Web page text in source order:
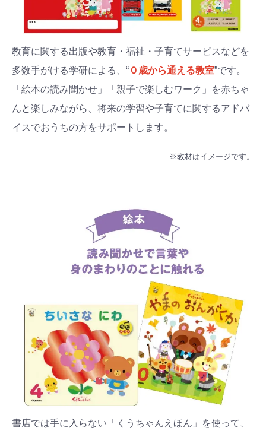
教育に関する出版や教育・福祉・子育てサービスなどを
多数手がける学研による、“０歳から通える教室”です。
「絵本の読み聞かせ」「親子で楽しむワーク」を赤ちゃ
んと楽しみながら、将来の学習や子育てに関するアドバ
イスでおうちの方をサポートします。
※教材はイメージです。
書店では手に入らない「くうちゃんえほん」を使って、